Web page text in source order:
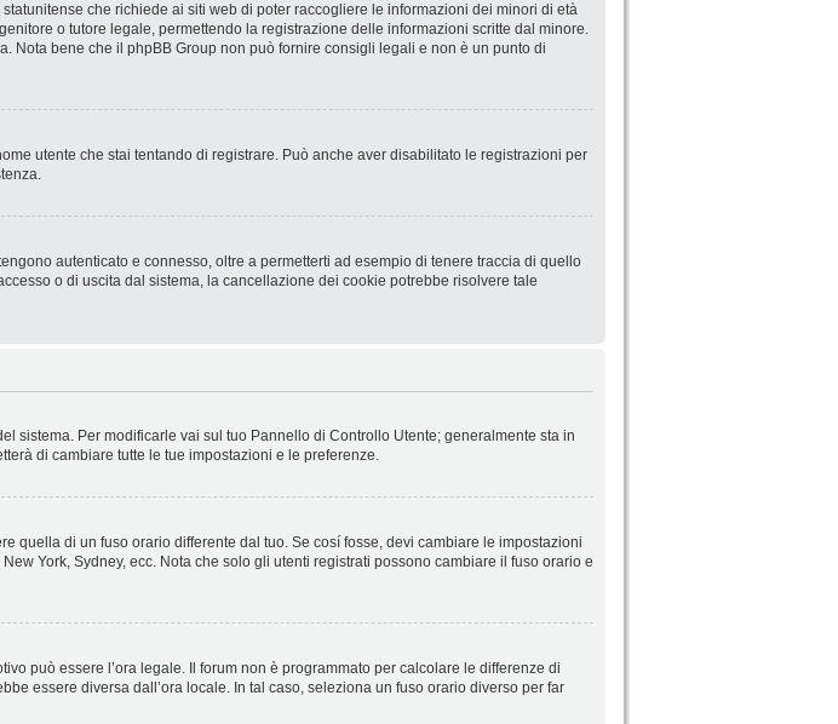
che richiede ai siti web di poter raccogliere le informazioni dei minori di età
o tutore legale, permettendo la registrazione delle informazioni scritte dal minore.
Nota bene che il phpBB Group non può fornire consigli legali e non è un punto di
utente che stai tentando di registrare. Può anche aver disabilitato le registrazioni per
autenticato e connesso, oltre a permetterti ad esempio di tenere traccia di quello
o di uscita dal sistema, la cancellazione dei cookie potrebbe risolvere tale
sistema. Per modificarle vai sul tuo Pannello di Controllo Utente; generalmente sta in
di cambiare tutte le tue impostazioni e le preferenze.
quella di un fuso orario differente dal tuo. Se cosí fosse, devi cambiare le impostazioni
York, Sydney, ecc. Nota che solo gli utenti registrati possono cambiare il fuso orario e
può essere l’ora legale. Il forum non è programmato per calcolare le differenze di
essere diversa dall’ora locale. In tal caso, seleziona un fuso orario diverso per far